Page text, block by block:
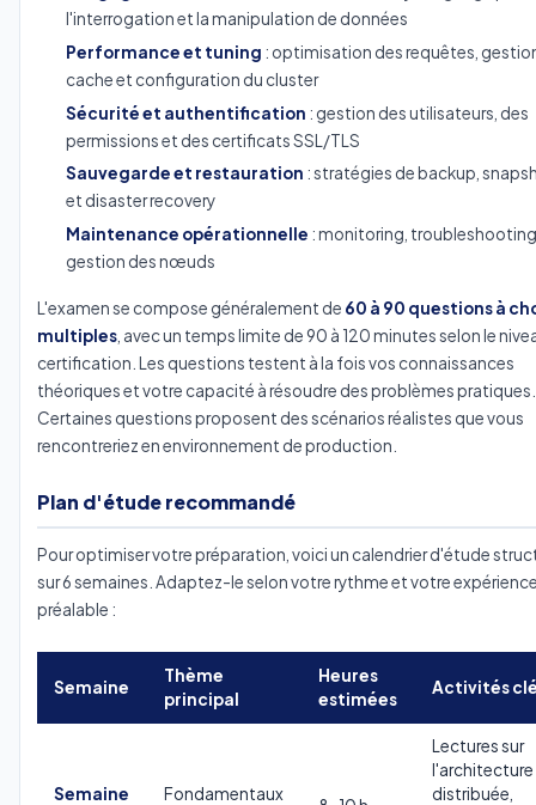
l'interrogation et la manipulation de données
Performance et tuning : optimisation des requêtes,
cache et configuration du cluster
Sécurité et authentification : gestion des utilisateurs, des
permissions et des certificats SSL/TLS
Sauvegarde et restauration : stratégies de backup,
et disaster recovery
Maintenance opérationnelle : monitoring,
gestion des nœuds
L'examen se compose généralement de 60 à 90 questions à
multiples, avec un temps limite de 90 à 120 minutes selon le
certification. Les questions testent à la fois vos connaissances
théoriques et votre capacité à résoudre des problèmes pratiques.
Certaines questions proposent des scénarios réalistes que vous
rencontreriez en environnement de production.
Plan d'étude recommandé
Pour optimiser votre préparation, voici un calendrier d'étude
sur 6 semaines. Adaptez-le selon votre rythme et votre
préalable :
Semaine
Thème
principal
Heures
estimées
Activités
Semaine
Fondamentaux
Lectures sur
l'architecture
distribuée,